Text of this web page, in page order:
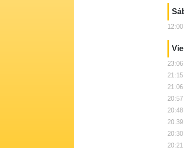
12:00
23:06
21:15
21:06
20:57
20:48
20:39
20:30
20:21